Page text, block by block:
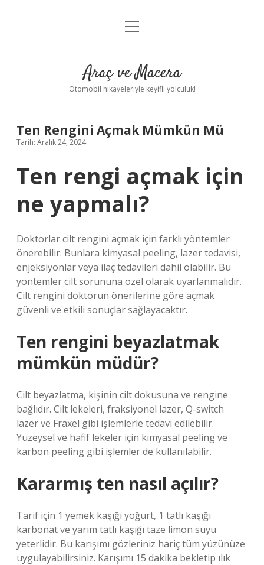
Anasayfa
Yasal Uyarı
menüyü
Araç ve Macera
Otomobil hikayeleriyle keyifli yolculuk!
Ten Rengini Açmak Mümkün Mü
Tarih: Aralık 24, 2024
Ten rengi açmak için
ne yapmalı?
Doktorlar cilt rengini açmak için farklı yöntemler
önerebilir. Bunlara kimyasal peeling, lazer tedavisi,
enjeksiyonlar veya ilaç tedavileri dahil olabilir. Bu
yöntemler cilt sorununa özel olarak uyarlanmalıdır.
Cilt rengini doktorun önerilerine göre açmak
güvenli ve etkili sonuçlar sağlayacaktır.
Ten rengini beyazlatmak
mümkün müdür?
Cilt beyazlatma, kişinin cilt dokusuna ve rengine
bağlıdır. Cilt lekeleri, fraksiyonel lazer, Q-switch
lazer ve Fraxel gibi işlemlerle tedavi edilebilir.
Yüzeysel ve hafif lekeler için kimyasal peeling ve
karbon peeling gibi işlemler de kullanılabilir.
Kararmış ten nasıl açılır?
Tarif için 1 yemek kaşığı yoğurt, 1 tatlı kaşığı
karbonat ve yarım tatlı kaşığı taze limon suyu
yeterlidir. Bu karışımı gözleriniz hariç tüm yüzünüze
uygulayabilirsiniz. Karışımı 15 dakika bekletip ılık